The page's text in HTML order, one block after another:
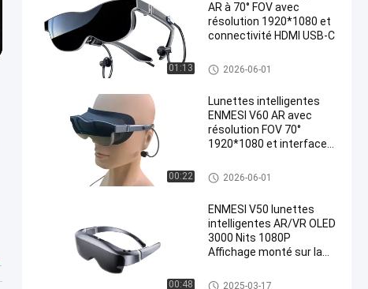
01:13
AR à 70° FOV avec
résolution 1920*1080 et
connectivité HDMI USB-C
Verres de VR Smart
2026-06-01
00:22
Lunettes intelligentes
ENMESI V60 AR avec
résolution FOV 70°
1920*1080 et interface
augmentée
Verres de VR Smart
2026-06-01
00:48
ENMESI V50 lunettes
intelligentes AR/VR OLED
3000 Nits 1080P
Affichage monté sur la
Verres de VR Smart
2025-03-17